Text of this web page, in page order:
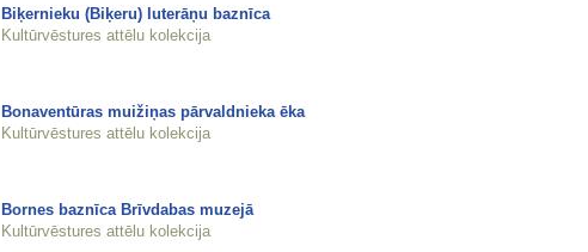
Biķernieku (Biķeru) luterāņu baznīca
Kultūrvēstures attēlu kolekcija
Bonaventūras muižiņas pārvaldnieka ēka
Kultūrvēstures attēlu kolekcija
Bornes baznīca Brīvdabas muzejā
Kultūrvēstures attēlu kolekcija